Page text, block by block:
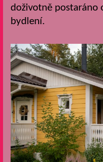
doživotně postaráno
bydlení.